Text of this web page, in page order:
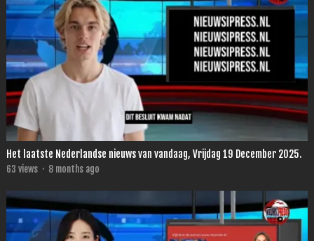
Het laatste Nederlandse nieuws van vandaag, Vrijdag 19 December 2025.
63 views · 8 months ago